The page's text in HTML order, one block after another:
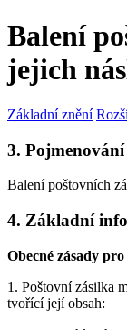
Balení
jejich
Základní znění
3.
Balení poštovních
4. Základní
Obecné zásady
1. Poštovní zásilka
tvořící její obsah: